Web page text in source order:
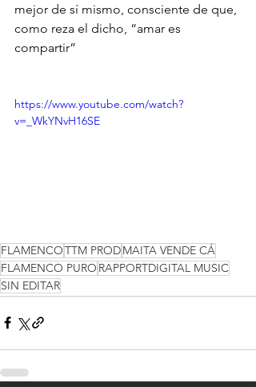
mejor de sí mismo, consciente de que,
como reza el dicho, “amar es
compartir”
https://www.youtube.com/watch?
v=_WkYNvH16SE
FLAMENCOTTM PRODMAITA VENDE CÁ
FLAMENCO PURO RAPPORTDIGITAL MUSIC
SIN EDITAR